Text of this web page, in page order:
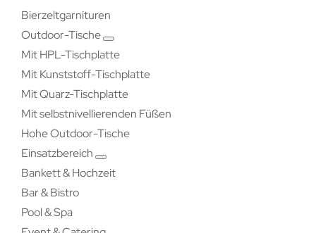
Bierzeltgarnituren
Outdoor-Tische
Mit HPL-Tischplatte
Mit Kunststoff-Tischplatte
Mit Quarz-Tischplatte
Mit selbstnivellierenden Füßen
Hohe Outdoor-Tische
Einsatzbereich
Bankett & Hochzeit
Bar & Bistro
Pool & Spa